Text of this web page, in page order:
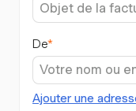
De*
Ajouter une